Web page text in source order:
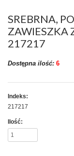
SREBRNA,
ZAWIESZKA
217217
Dostępna ilość: 6
Indeks:
217217
Ilość: